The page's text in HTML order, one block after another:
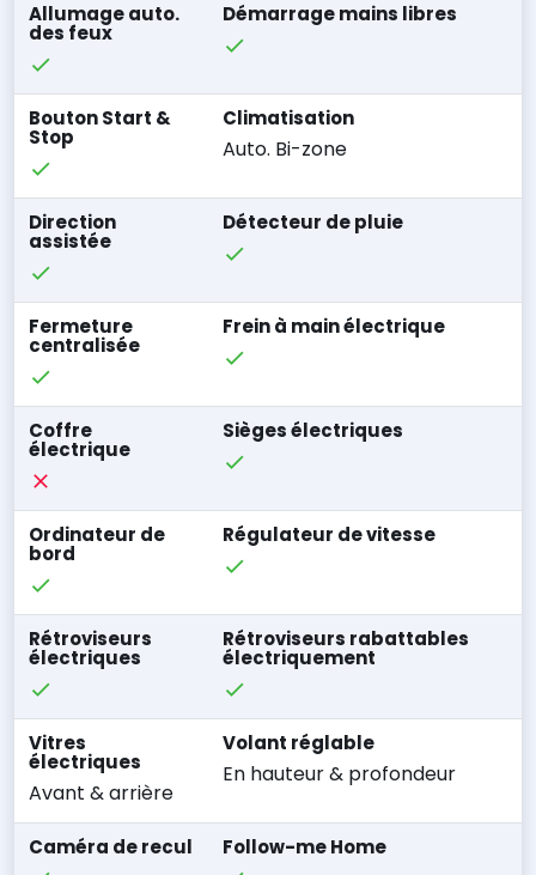
Allumage auto.
des feux
Démarrage mains libres
Bouton Start &
Stop
Climatisation
Auto. Bi-zone
Direction
assistée
Détecteur de pluie
Fermeture
centralisée
Frein à main électrique
Coffre
électrique
Sièges électriques
Ordinateur de
bord
Régulateur de vitesse
Rétroviseurs
électriques
Rétroviseurs rabattables
électriquement
Vitres
électriques
Avant & arrière
Volant réglable
En hauteur & profondeur
Caméra de recul Follow-me Home